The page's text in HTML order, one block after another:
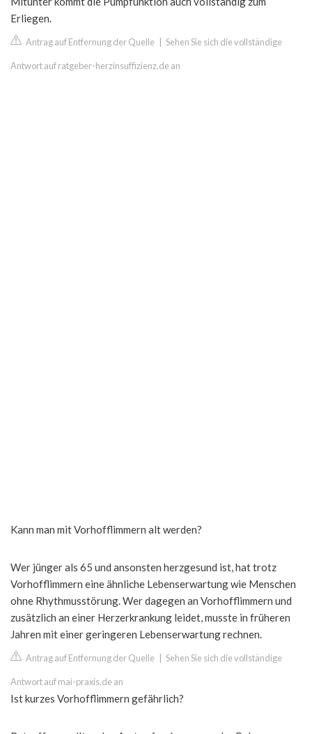
Erliegen.
Antrag auf Entfernung der Quelle Sehen Sie sich die vollständige
Antwort auf ratgeber-herzinsuffizienz.de an
Kann man mit Vorhofflimmern alt werden?
Wer jünger als 65 und ansonsten herzgesund ist, hat trotz
Vorhofflimmern eine ähnliche Lebenserwartung wie Menschen
ohne Rhythmusstörung. Wer dagegen an Vorhofflimmern und
zusätzlich an einer Herzerkrankung leidet, musste in früheren
Jahren mit einer geringeren Lebenserwartung rechnen.
Antrag auf Entfernung der Quelle Sehen Sie sich die vollständige
Antwort auf mai-praxis.de an
Ist kurzes Vorhofflimmern gefährlich?